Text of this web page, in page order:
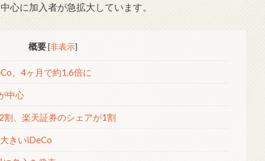
心に加入者が急拡大しています。
概要 [非表示]
、4ヶ月で約1.6倍に
中心
割、楽天証券のシェアが1割
きいiDeCo